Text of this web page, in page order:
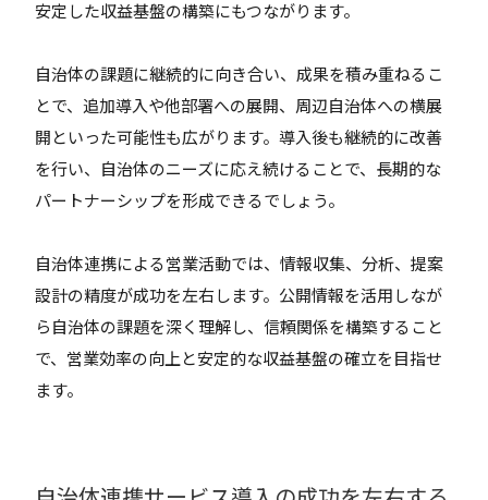
安定した収益基盤の構築にもつながります。
自治体の課題に継続的に向き合い、成果を積み重ねるこ
とで、追加導入や他部署への展開、周辺自治体への横展
開といった可能性も広がります。導入後も継続的に改善
を行い、自治体のニーズに応え続けることで、長期的な
パートナーシップを形成できるでしょう。
自治体連携による営業活動では、情報収集、分析、提案
設計の精度が成功を左右します。公開情報を活用しなが
ら自治体の課題を深く理解し、信頼関係を構築すること
で、営業効率の向上と安定的な収益基盤の確立を目指せ
ます。